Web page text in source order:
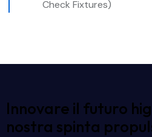
Check Fixtures)
Innovare il futuro
nostra spinta